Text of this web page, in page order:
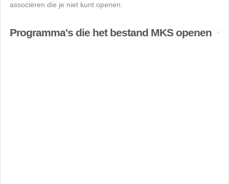
associëren die je niet kunt openen.
Programma's die het bestand MKS openen